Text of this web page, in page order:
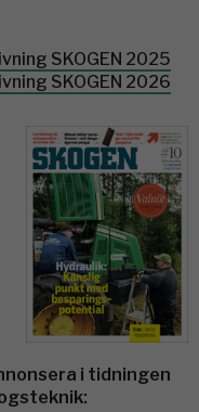
SKOGEN 2025
SKOGEN 2026
i tidningen